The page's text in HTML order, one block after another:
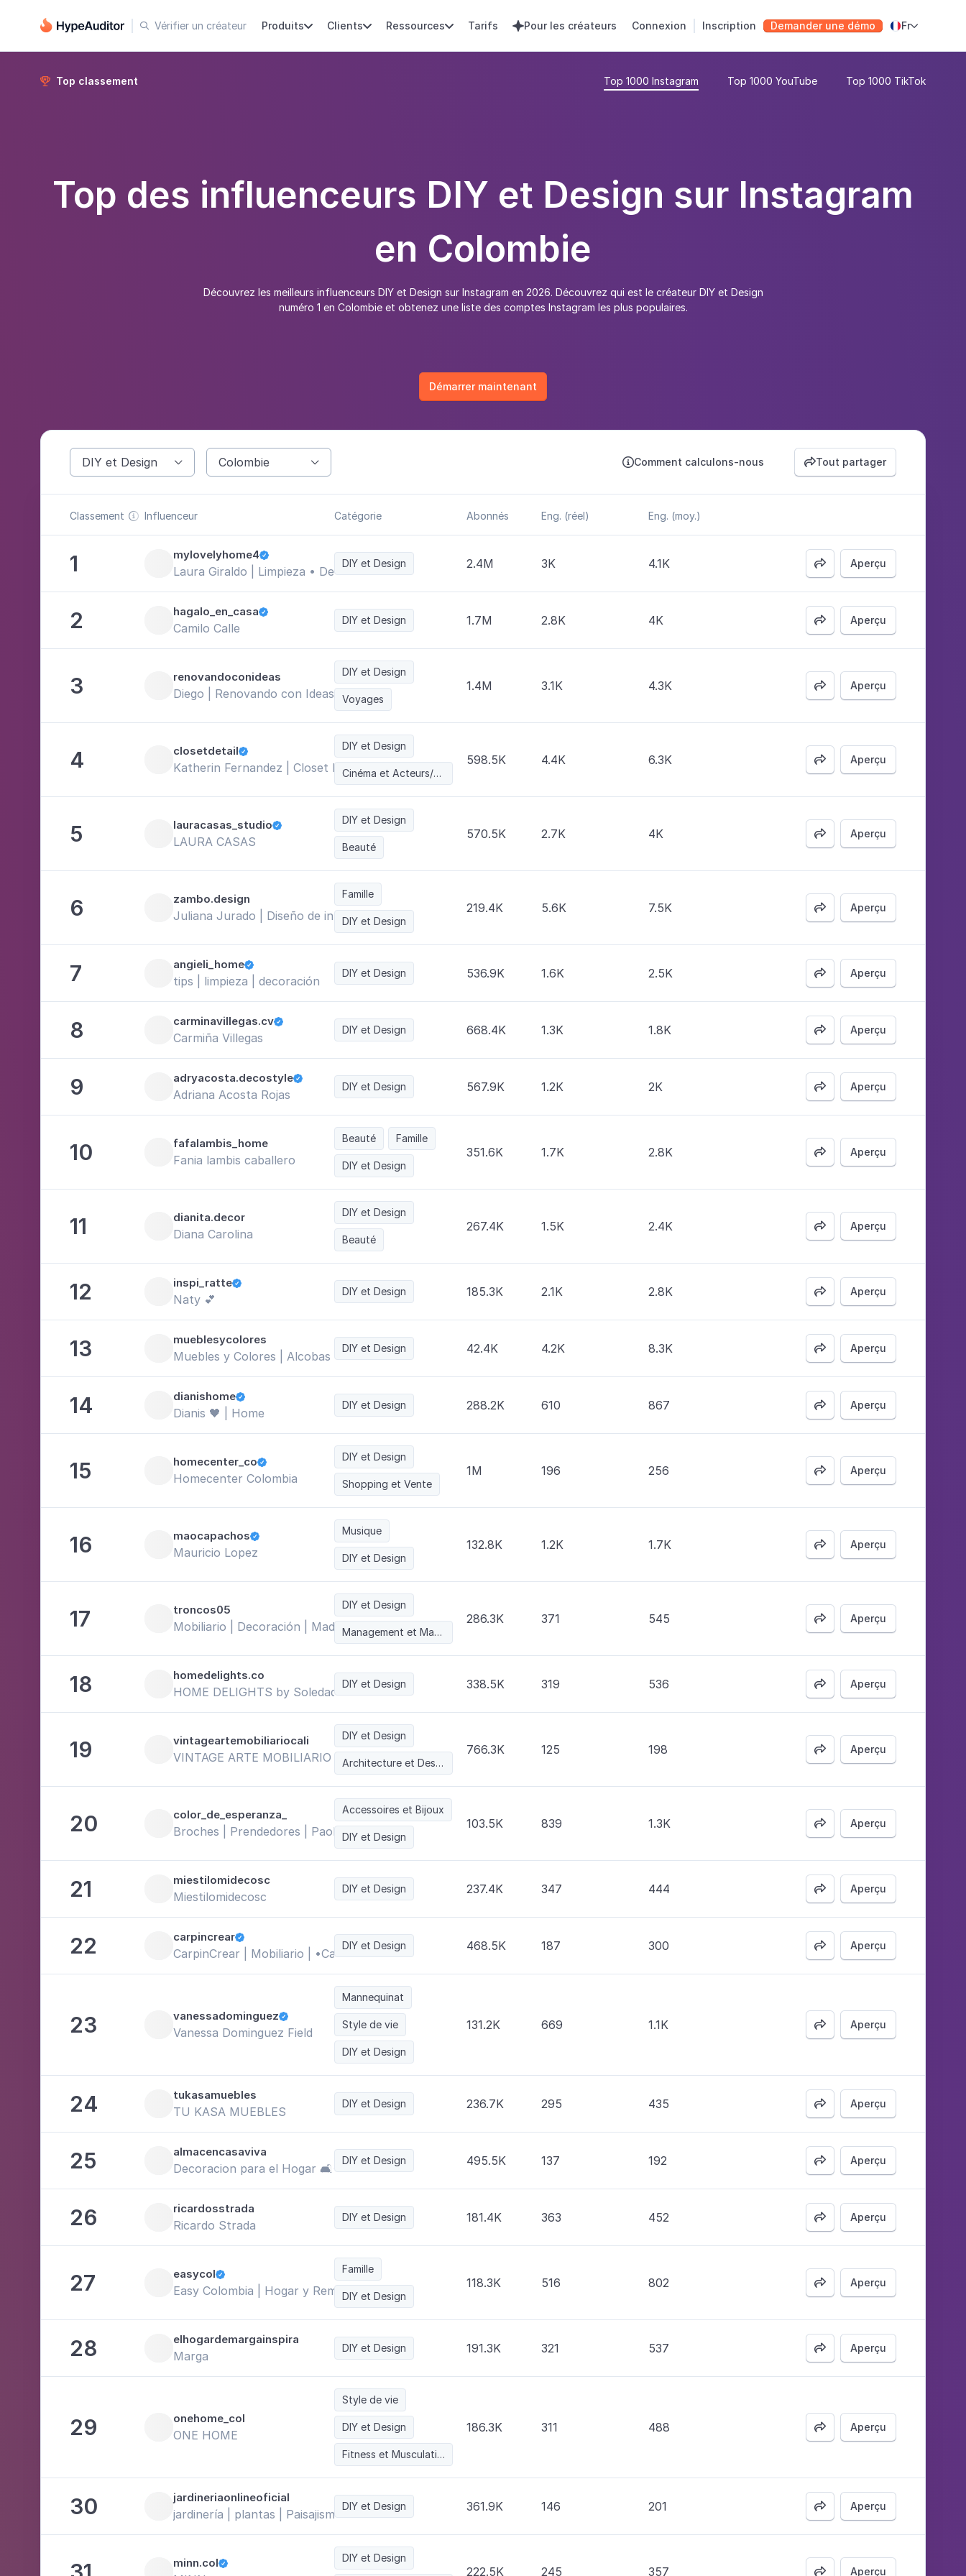
 Vérifier un créateur 
Produits 
Clients 
Ressources Tarifs Pour les créateurs Connexion Inscription Demander une démo Fr
 Top classement Top 1000 Instagram Top 1000 YouTube Top 1000 TikTok
Top des influenceurs DIY et Design sur Instagram
en Colombie
Découvrez les meilleurs influenceurs DIY et Design sur Instagram en 2026. Découvrez qui est le créateur DIY et Design
numéro 1 en Colombie et obtenez une liste des comptes Instagram les plus populaires.
Démarrer maintenant
DIY et Design  Colombie  Comment calculons-nous Tout partager
Classement  Influenceur Catégorie Abonnés Eng. (réel) Eng. (moy.)
1 mylovelyhome4
Laura Giraldo | Limpieza • Decoración • Lifestyle
DIY et Design 2.4M 3K 4.1K  Aperçu
2 hagalo_en_casa
Camilo Calle
DIY et Design 1.7M 2.8K 4K  Aperçu
3 renovandoconideas
Diego | Renovando con Ideas
DIY et Design
Voyages
1.4M 3.1K 4.3K  Aperçu
4 closetdetail
Katherin Fernandez | Closet Detail
DIY et Design
Cinéma et Acteurs/Actrices
598.5K 4.4K 6.3K  Aperçu
5 lauracasas_studio
LAURA CASAS
DIY et Design
Beauté
570.5K 2.7K 4K  Aperçu
6 zambo.design
Juliana Jurado | Diseño de interiores y arquitectura |
Famille
DIY et Design
219.4K 5.6K 7.5K  Aperçu
7 angieli_home
tips | limpieza | decoración
DIY et Design 536.9K 1.6K 2.5K  Aperçu
8 carminavillegas.cv
Carmiña Villegas
DIY et Design 668.4K 1.3K 1.8K  Aperçu
9 adryacosta.decostyle
Adriana Acosta Rojas
DIY et Design 567.9K 1.2K 2K  Aperçu
10 fafalambis_home
Fania lambis caballero
Beauté Famille
DIY et Design
351.6K 1.7K 2.8K  Aperçu
11 dianita.decor
Diana Carolina
DIY et Design
Beauté
267.4K 1.5K 2.4K  Aperçu
12 inspi_ratte
Naty 💕
DIY et Design 185.3K 2.1K 2.8K  Aperçu
13 mueblesycolores
Muebles y Colores | Alcobas • Comedores • Salas
DIY et Design 42.4K 4.2K 8.3K  Aperçu
14 dianishome
Dianis 🖤 | Home
DIY et Design 288.2K 610 867  Aperçu
15 homecenter_co
Homecenter Colombia
DIY et Design
Shopping et Vente
1M 196 256  Aperçu
16 maocapachos
Mauricio Lopez
Musique
DIY et Design
132.8K 1.2K 1.7K  Aperçu
17 troncos05
Mobiliario | Decoración | Madera Centenario
DIY et Design
Management et Marketing
286.3K 371 545  Aperçu
18 homedelights.co
HOME DELIGHTS by Soledad Martinez Aparicio
DIY et Design 338.5K 319 536  Aperçu
19 vintageartemobiliariocali
VINTAGE ARTE MOBILIARIO
DIY et Design
Architecture et Design Urbain
766.3K 125 198  Aperçu
20 color_de_esperanza_
Broches | Prendedores | Paolines
Accessoires et Bijoux
DIY et Design
103.5K 839 1.3K  Aperçu
21 miestilomidecosc
Miestilomidecosc
DIY et Design 237.4K 347 444  Aperçu
22 carpincrear
CarpinCrear | Mobiliario | •Camas •Comedores •Salas •Estudios•
DIY et Design 468.5K 187 300  Aperçu
23 vanessadominguez
Vanessa Dominguez Field
Mannequinat
Style de vie
DIY et Design
131.2K 669 1.1K  Aperçu
24 tukasamuebles
TU KASA MUEBLES
DIY et Design 236.7K 295 435  Aperçu
25 almacencasaviva
Decoracion para el Hogar 🛋️🪞Casa Viva
DIY et Design 495.5K 137 192  Aperçu
26 ricardosstrada
Ricardo Strada
DIY et Design 181.4K 363 452  Aperçu
27 easycol
Easy Colombia | Hogar y Remodelación
Famille
DIY et Design
118.3K 516 802  Aperçu
28 elhogardemargainspira
Marga
DIY et Design 191.3K 321 537  Aperçu
29 onehome_col
ONE HOME
Style de vie
DIY et Design
Fitness et Musculation
186.3K 311 488  Aperçu
30 jardineriaonlineoficial
jardinería | plantas | Paisajismo
DIY et Design 361.9K 146 201  Aperçu
minn.col DIY et Design
222.5K 245 357  Aperçu